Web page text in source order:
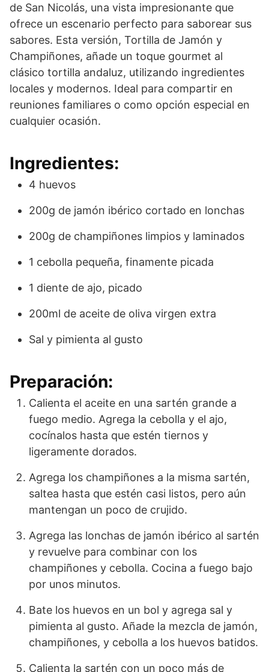
de San Nicolás, una vista impresionante que
ofrece un escenario perfecto para saborear sus
sabores. Esta versión, Tortilla de Jamón y
Champiñones, añade un toque gourmet al
clásico tortilla andaluz, utilizando ingredientes
locales y modernos. Ideal para compartir en
reuniones familiares o como opción especial en
cualquier ocasión.
Ingredientes:
4 huevos
200g de jamón ibérico cortado en lonchas
200g de champiñones limpios y laminados
1 cebolla pequeña, finamente picada
1 diente de ajo, picado
200ml de aceite de oliva virgen extra
Sal y pimienta al gusto
Preparación:
Calienta el aceite en una sartén grande a
fuego medio. Agrega la cebolla y el ajo,
cocínalos hasta que estén tiernos y
ligeramente dorados.
Agrega los champiñones a la misma sartén,
saltea hasta que estén casi listos, pero aún
mantengan un poco de crujido.
Agrega las lonchas de jamón ibérico al sartén
y revuelve para combinar con los
champiñones y cebolla. Cocina a fuego bajo
por unos minutos.
Bate los huevos en un bol y agrega sal y
pimienta al gusto. Añade la mezcla de jamón,
champiñones, y cebolla a los huevos batidos.
Calienta la sartén con un poco más de